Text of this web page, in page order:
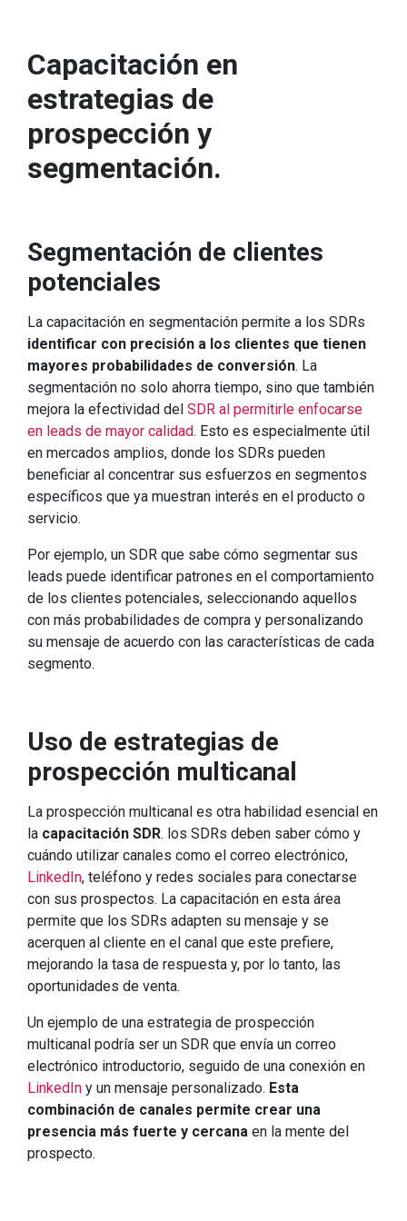
Capacitación en
estrategias de
prospección y
segmentación.
Segmentación de clientes
potenciales
La capacitación en segmentación permite a los SDRs
identificar con precisión a los clientes que tienen
mayores probabilidades de conversión. La
segmentación no solo ahorra tiempo, sino que también
mejora la efectividad del SDR al permitirle enfocarse
en leads de mayor calidad. Esto es especialmente útil
en mercados amplios, donde los SDRs pueden
beneficiar al concentrar sus esfuerzos en segmentos
específicos que ya muestran interés en el producto o
servicio.
Por ejemplo, un SDR que sabe cómo segmentar sus
leads puede identificar patrones en el comportamiento
de los clientes potenciales, seleccionando aquellos
con más probabilidades de compra y personalizando
su mensaje de acuerdo con las características de cada
segmento.
Uso de estrategias de
prospección multicanal
La prospección multicanal es otra habilidad esencial en
la capacitación SDR. los SDRs deben saber cómo y
cuándo utilizar canales como el correo electrónico,
LinkedIn, teléfono y redes sociales para conectarse
con sus prospectos. La capacitación en esta área
permite que los SDRs adapten su mensaje y se
acerquen al cliente en el canal que este prefiere,
mejorando la tasa de respuesta y, por lo tanto, las
oportunidades de venta.
Un ejemplo de una estrategia de prospección
multicanal podría ser un SDR que envía un correo
electrónico introductorio, seguido de una conexión en
LinkedIn y un mensaje personalizado. Esta
combinación de canales permite crear una
presencia más fuerte y cercana en la mente del
prospecto.